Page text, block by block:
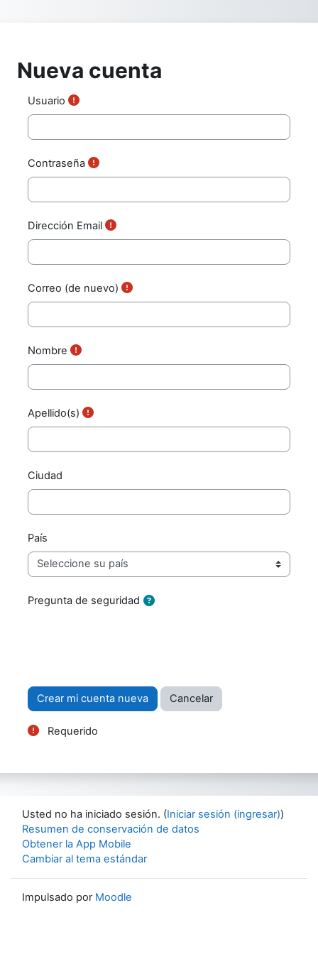
Nueva cuenta
Usuario
Contraseña
Dirección Email
Correo (de nuevo)
Nombre
Apellido(s)
Ciudad
País
Pregunta de seguridad
Formar acciones
Requerido
Usted no ha iniciado sesión. (Iniciar sesión (ingresar))
Resumen de conservación de datos
Obtener la App Mobile
Cambiar al tema estándar
Impulsado por Moodle